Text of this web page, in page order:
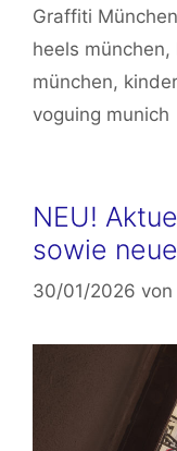
Graffiti München
heels münchen,
münchen,
voguing munich
NEU!
sowie
30/01/2026 von